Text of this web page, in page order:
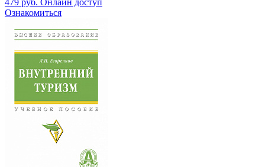
Ознакомиться